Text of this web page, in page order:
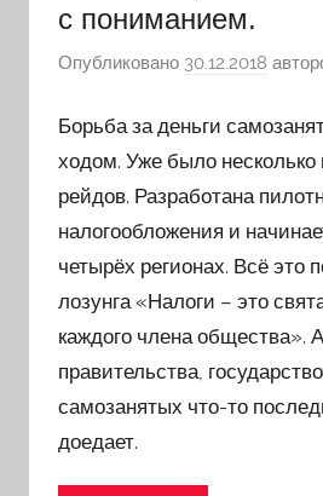
с пониманием.
Опубликовано 30.12.2018
Борьба за деньги
ходом. Уже было несколько
рейдов. Разработана
налогообложения и
четырёх регионах. Всё это
лозунга «Налоги – это
каждого члена общества».
правительства,
самозанятых что-то
доедает.